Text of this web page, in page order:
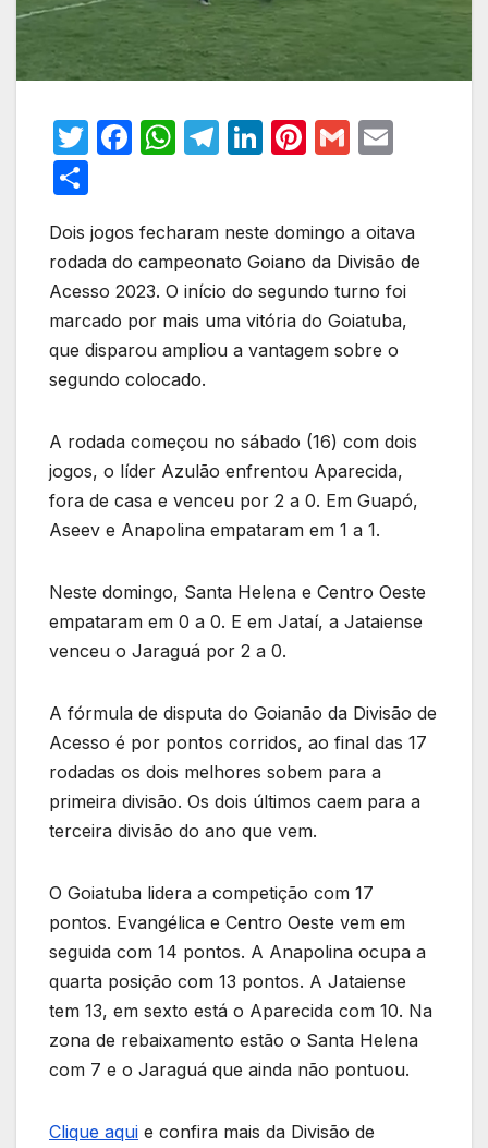
T
er
F
e
b
o
o
k
W
s
A
p
p
T
gr
a
m
Li
e
dI
n
Pi
e
st
G
ar
e
Dois jogos fecharam neste domingo a oitava
rodada do campeonato Goiano da Divisão de
Acesso 2023. O início do segundo turno foi
marcado por mais uma vitória do Goiatuba,
que disparou ampliou a vantagem sobre o
segundo colocado.
A rodada começou no sábado (16) com dois
jogos, o líder Azulão enfrentou Aparecida,
fora de casa e venceu por 2 a 0. Em Guapó,
Aseev e Anapolina empataram em 1 a 1.
Neste domingo, Santa Helena e Centro Oeste
empataram em 0 a 0. E em Jataí, a Jataiense
venceu o Jaraguá por 2 a 0.
A fórmula de disputa do Goianão da Divisão de
Acesso é por pontos corridos, ao final das 17
rodadas os dois melhores sobem para a
primeira divisão. Os dois últimos caem para a
terceira divisão do ano que vem.
O Goiatuba lidera a competição com 17
pontos. Evangélica e Centro Oeste vem em
seguida com 14 pontos. A Anapolina ocupa a
quarta posição com 13 pontos. A Jataiense
tem 13, em sexto está o Aparecida com 10. Na
zona de rebaixamento estão o Santa Helena
com 7 e o Jaraguá que ainda não pontuou.
Clique aqui e confira mais da Divisão de